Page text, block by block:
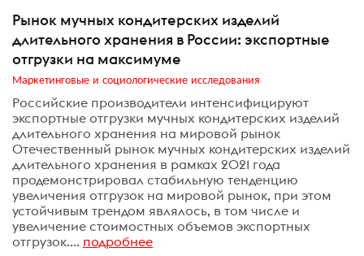
Рынок мучных кондитерских изделий
длительного хранения в России: экспортные
отгрузки на максимуме
Маркетинговые и социологические исследования
Российские производители интенсифицируют
экспортные отгрузки мучных кондитерских изделий
длительного хранения на мировой рынок
Отечественный рынок мучных кондитерских изделий
длительного хранения в рамках 2021 года
продемонстрировал стабильную тенденцию
увеличения отгрузок на мировой рынок, при этом
устойчивым трендом являлось, в том числе и
увеличение стоимостных объемов экспортных
отгрузок.... подробнее